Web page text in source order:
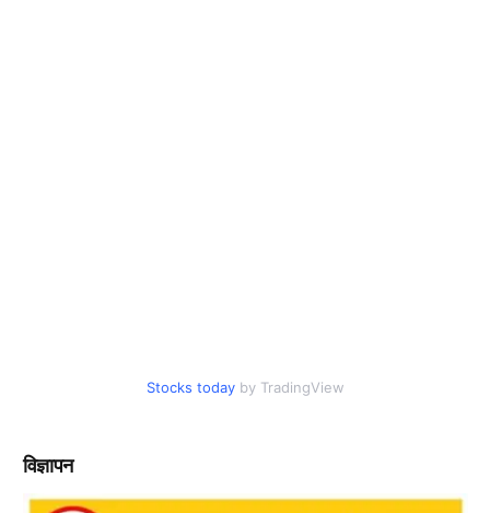
Stocks today by TradingView
विज्ञापन